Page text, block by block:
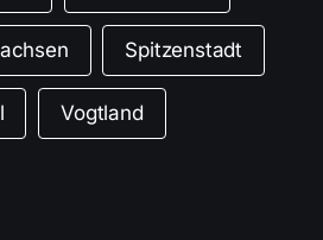
Spitzenstadt
Vogtland